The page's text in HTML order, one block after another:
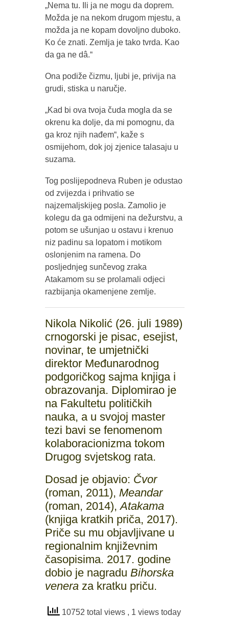
„Nema tu. Ili ja ne mogu da doprem.
Možda je na nekom drugom mjestu, a
možda ja ne kopam dovoljno duboko.
Ko će znati. Zemlja je tako tvrda. Kao
da ga ne dâ.“
Ona podiže čizmu, ljubi je, privija na
grudi, stiska u naručje.
„Kad bi ova tvoja čuda mogla da se
okrenu ka dolje, da mi pomognu, da
ga kroz njih nađem“, kaže s
osmijehom, dok joj zjenice talasaju u
suzama.
Tog poslijepodneva Ruben je odustao
od zvijezda i prihvatio se
najzemaljskijeg posla. Zamolio je
kolegu da ga odmijeni na dežurstvu, a
potom se ušunjao u ostavu i krenuo
niz padinu sa lopatom i motikom
oslonjenim na ramena. Do
posljednjeg sunčevog zraka
Atakamom su se prolamali odjeci
razbijanja okamenjene zemlje.
Nikola Nikolić (26. juli 1989)
crnogorski je pisac, esejist,
novinar, te umjetnički
direktor Međunarodnog
podgoričkog sajma knjiga i
obrazovanja. Diplomirao je
na Fakultetu političkih
nauka, a u svojoj master
tezi bavi se fenomenom
kolaboracionizma tokom
Drugog svjetskog rata.
Dosad je objavio: Čvor
(roman, 2011), Meandar
(roman, 2014),Atakama
(knjiga kratkih priča, 2017).
Priče su mu objavljivane u
regionalnim književnim
časopisima. 2017. godine
dobio je nagradu Bihorska
veneraza kratku priču.
10752 total views , 1 views today